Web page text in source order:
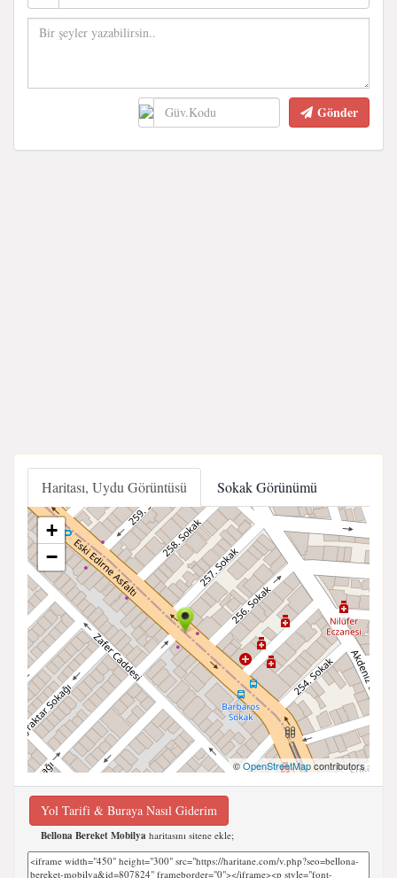
Gönder
Haritası, Uydu Görüntüsü Sokak Görünümü
+
−
©OpenStreetMapcontributors
Yol Tarifi & Buraya Nasıl Giderim
Bellona Bereket Mobilya haritasını sitene ekle;